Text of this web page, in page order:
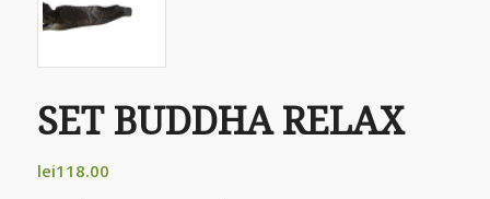
SET BUDDHA RELAX
lei118.00